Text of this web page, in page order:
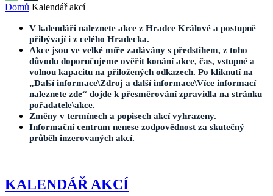
Domů Kalendář akcí
V kalendáři naleznete akce z Hradce Králové a postupně
přibývají i z celého Hradecka.
Akce jsou ve velké míře zadávány s předstihem, z toho
důvodu doporučujeme ověřit konání akce, čas, vstupné a
volnou kapacitu na přiložených odkazech. Po kliknutí na
„Další informace\Zdroj a další informace\Více informací
naleznete zde“ dojde k přesměrování zpravidla na stránku
pořadatele\akce.
Změny v termínech a popisech akcí vyhrazeny.
Informační centrum nenese zodpovědnost za skutečný
průběh inzerovaných akcí.
KALENDÁŘ AKCÍ